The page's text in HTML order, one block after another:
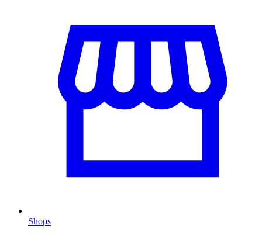
Shops